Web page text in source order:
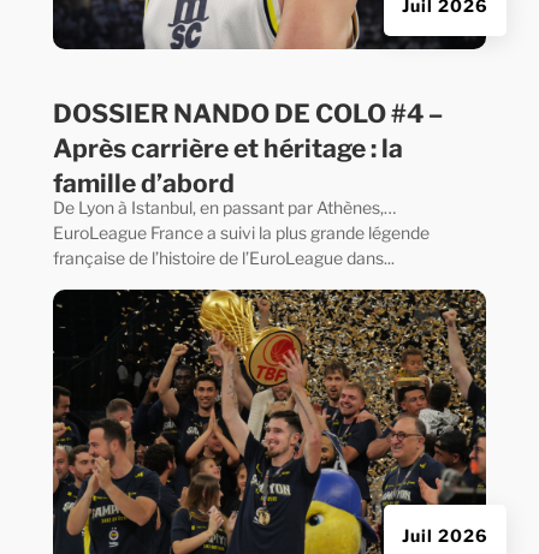
DOSSIER NANDO DE COLO #4 –
Après carrière et héritage : la
famille d’abord
Juil 2026
De Lyon à Istanbul, en passant par Athènes,…
EuroLeague France a suivi la plus grande légende
française de l’histoire de l’EuroLeague dans...
Juil 2026